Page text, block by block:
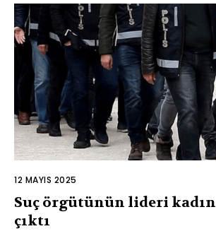
12 MAYIS 2025
Suç örgütünün lideri kadın
çıktı